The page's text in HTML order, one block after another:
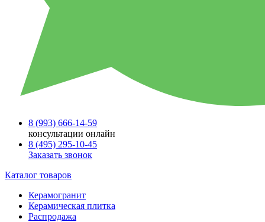
8 (993) 666-14-59
консультации онлайн
8 (495) 295-10-45
Заказать звонок
Каталог товаров
Керамогранит
Керамическая плитка
Распродажа